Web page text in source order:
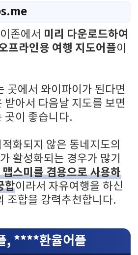
존에서 미리 다운로드하여
프라인용 여행 지도어플이
곳에서 와이파이가 된다면
받아서 다음날 지도를 보면
곳이 좋습니다.
화되지 않은 동네지도의
활성화되는 경우가 많기
스미를 겸용으로 사용하
합이라서 자유여행을 하신
조합을 강력추천합니다.
, ****환율어플